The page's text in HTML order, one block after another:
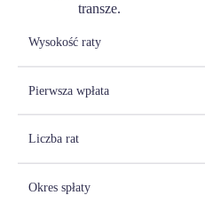
transze.
Wysokość raty
Pierwsza wpłata
Liczba rat
Okres spłaty